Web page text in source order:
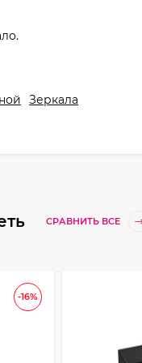
Зеркала
СРАВНИТЬ ВСЕ
-16%